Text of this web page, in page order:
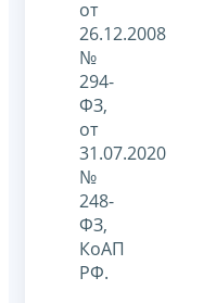
от
26.12.2008
№
294-
ФЗ,
от
31.07.2020
№
248-
ФЗ,
КоАП
РФ.